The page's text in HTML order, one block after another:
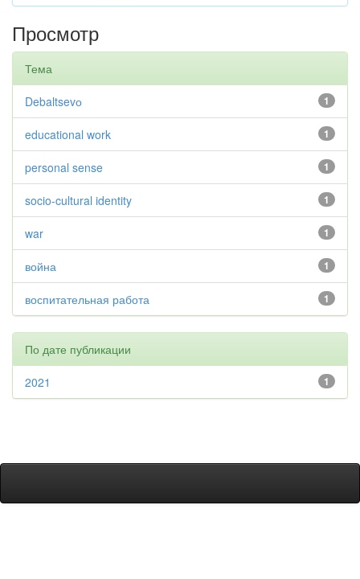
Просмотр
Тема
1
Debaltsevо
1
educational work
1
personal sense
1
socio-cultural identity
1
war
1
война
1
воспитательная работа
По дате публикации
1
2021